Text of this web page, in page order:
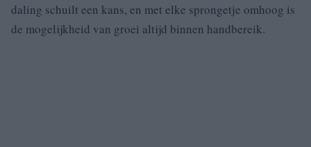
daling schuilt een kans, en met elke sprongetje omhoog is
de mogelijkheid van groei altijd binnen handbereik.